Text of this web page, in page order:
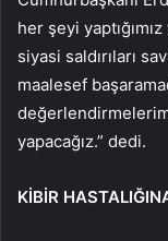
her şeyi
siyasi saldırıları
maalesef
yapacağız.” dedi.
KİBİR